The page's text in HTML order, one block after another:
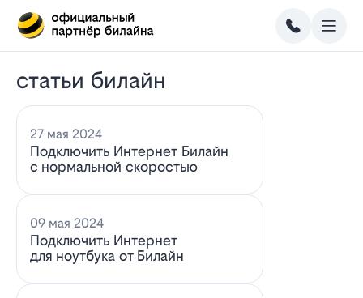
статьи билайн
27 мая 2024
Подключить Интернет Билайн
с нормальной скоростью
09 мая 2024
Подключить Интернет
для ноутбука от Билайн